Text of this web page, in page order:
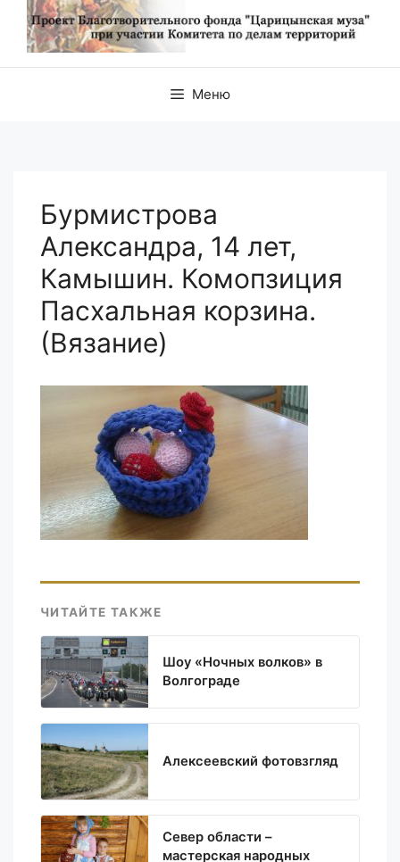
Меню
Бурмистрова
Александра, 14 лет,
Камышин. Комопзиция
Пасхальная корзина.
(Вязание)
ЧИТАЙТЕ ТАКЖЕ
Шоу «Ночных волков» в
Волгограде
Алексеевский фотовзгляд
Север области –
мастерская народных